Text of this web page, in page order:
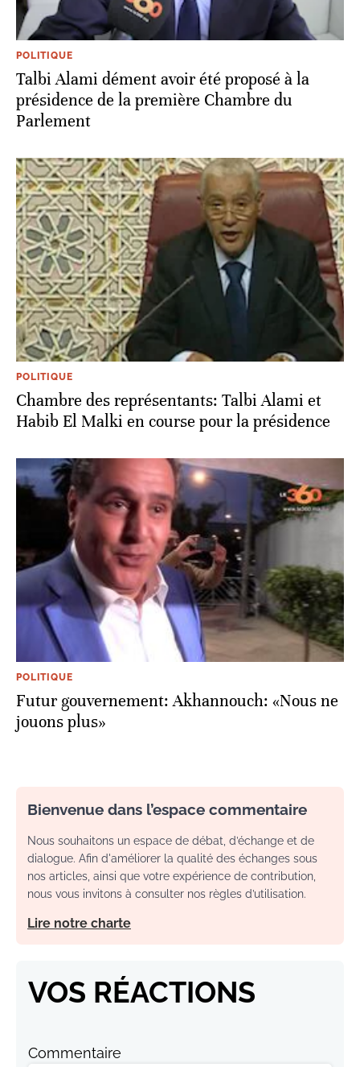
POLITIQUE
Talbi Alami dément avoir été proposé à la
présidence de la première Chambre du
Parlement
POLITIQUE
Chambre des représentants: Talbi Alami et
Habib El Malki en course pour la présidence
POLITIQUE
Futur gouvernement: Akhannouch: «Nous ne
jouons plus»
Bienvenue dans l’espace commentaire
Nous souhaitons un espace de débat, d’échange et de
dialogue. Afin d'améliorer la qualité des échanges sous
nos articles, ainsi que votre expérience de contribution,
nous vous invitons à consulter nos règles d’utilisation.
Lire notre charte
VOS RÉACTIONS
Commentaire